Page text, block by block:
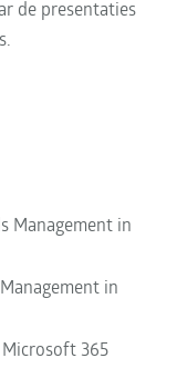
de presentaties
Management in
in
365